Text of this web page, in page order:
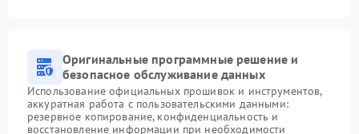
Оригинальные программные решение и
безопасное обслуживание данных
Использование официальных прошивок и инструментов,
аккуратная работа с пользовательскими данными:
резервное копирование, конфиденциальность и
восстановление информации при необходимости